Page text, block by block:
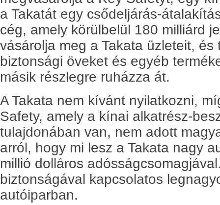
a Takatát egy csődeljárás-
cég, amely körülbelül 180 milliárd
vásárolja meg a Takata üzleteit,
biztonsági öveket és egyéb
másik részlegre ruházza át.
A Takata nem kívánt nyilatkozni,
Safety, amely a kínai alkatrész-
tulajdonában van, nem adott
arról, hogy mi lesz a Takata nagy
millió dolláros
biztonságával kapcsolatos
autóiparban.